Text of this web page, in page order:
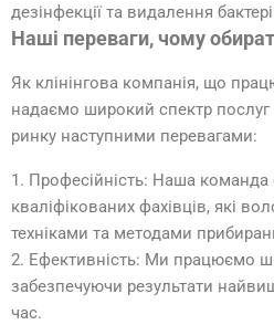
дезінфекції та видалення
Наші переваги, чому
Як клінінгова компанія, що
надаємо широкий спектр послуг
ринку наступними перевагами:
1. Професійність: Наша команда
кваліфікованих фахівців, які
техніками та методами
2. Ефективність: Ми працюємо
забезпечуючи результати
час.